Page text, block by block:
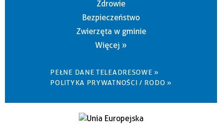
Zdrowie
Bezpieczeństwo
Zwierzęta w gminie
Więcej »
PEŁNE DANE TELEADRESOWE »
POLITYKA PRYWATNOŚCI / RODO »